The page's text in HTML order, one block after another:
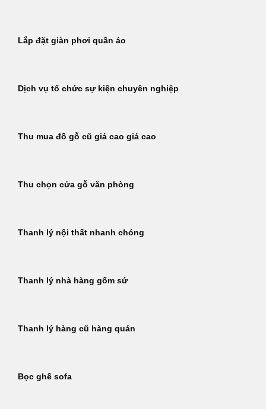
Lắp đặt giàn phơi quần áo
Dịch vụ tổ chức sự kiện chuyên nghiệp
Thu mua đồ gỗ cũ giá cao giá cao
Thu chọn cửa gỗ văn phòng
Thanh lý nội thất nhanh chóng
Thanh lý nhà hàng gốm sứ
Thanh lý hàng cũ hàng quán
Bọc ghế sofa